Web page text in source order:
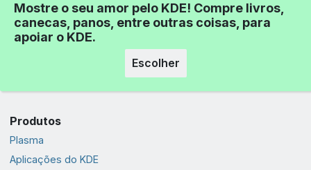
Mostre o seu amor pelo KDE! Compre livros,
canecas, panos, entre outras coisas, para
apoiar o KDE.
Escolher
Produtos
Plasma
Aplicações do KDE